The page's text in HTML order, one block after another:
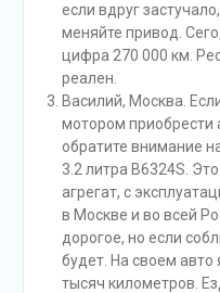
если вдруг
меняйте привод.
цифра 270 000 км.
реален.
Василий, Москва.
мотором приобрести
обратите внимание
3.2 литра B6324S.
агрегат, с
в Москве и во всей
дорогое, но если
будет. На своем
тысяч километров.